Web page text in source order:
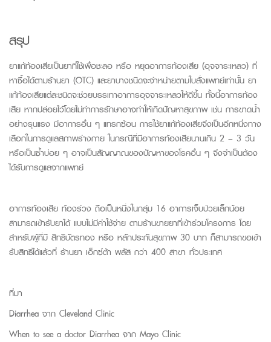
สรุป
ยาแก้ท้องเสียเป็นยาที่ใช้เพื่อชะลอ หรือ หยุดอาการท้องเสีย (อุจจาระเหลว) ที่
หาซื้อได้ตามร้านยา (OTC) และยาบางชนิดจะจำหน่ายตามใบสั่งแพทย์เท่านั้น ยา
แก้ท้องเสียแต่ละชนิดจะช่วยบรรเทาอาการอุจจาระเหลวให้ดีขึ้น ทั้งนี้อาการท้อง
เสีย หากปล่อยไว้โดยไม่ทำการรักษาอาจทำให้เกิดปัญหาสุขภาพ เช่น การขาดน้ำ
อย่างรุนแรง มีอาการอื่น ๆ แทรกซ้อน การใช้ยาแก้ท้องเสียจึงเป็นอีกหนึ่งทาง
เลือกในการดูแลสภาพร่างกาย ในกรณีที่มีอาการท้องเสียนานเกิน 2 – 3 วัน
หรือเป็นซ้ำบ่อย ๆ อาจเป็นสัญญาณของปัญหาของโรคอื่น ๆ จึงจำเป็นต้อง
ได้รับการดูแลจากแพทย์
อาการท้องเสีย ท้องร่วง ถือเป็นหนึ่งในกลุ่ม 16 อาการเจ็บป่วยเล็กน้อย
สามารถเข้ารับยาได้ แบบไม่มีค่าใช้จ่าย ตามร้านขายยาที่เข้าร่วมโครงการ โดย
สำหรับผู้ที่มี สิทธิบัตรทอง หรือ หลักประกันสุขภาพ 30 บาท ก็สามารถขอเข้า
รับสิทธิ์ได้แล้วที่ ร้านยา เอ็กซ์ต้า พลัส กว่า 400 สาขา ทั่วประเทศ
ที่มา
Diarrhea จาก Cleveland Clinic
When to see a doctor Diarrhea จาก Mayo Clinic